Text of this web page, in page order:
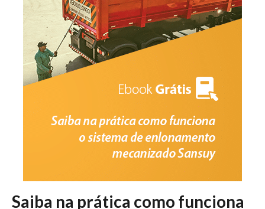
Saiba na prática como funciona